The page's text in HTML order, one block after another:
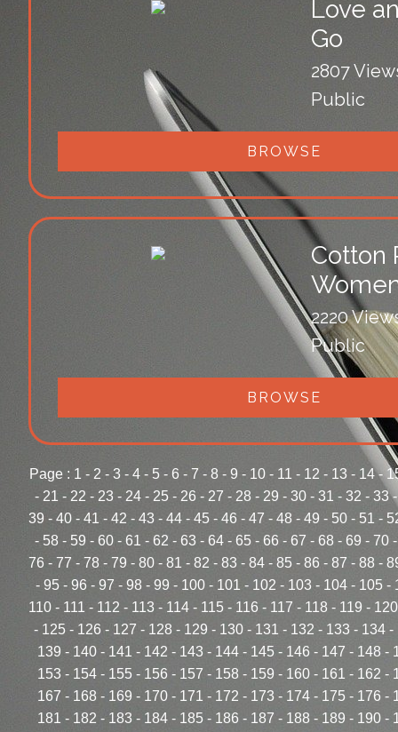
Love
Go
2807
Public
BROWSE
Cotton
2220
Public
BROWSE
Page : 1 - 2 - 3- 4- 5- 6 - 7 - 8- 9 - 10- 11 - 12 - 13- 14-
- 21 - 22 - 23- 24- 25- 26 - 27 - 28- 29 - 30- 31 - 32 - 33
39 - 40 - 41 - 42 - 43 - 44 - 45 - 46 - 47 - 48 - 49 - 50 - 51 -
- 58- 59 - 60- 61 - 62 - 63- 64- 65- 66 - 67 - 68 - 69 - 70
76 - 77 - 78 - 79 - 80 - 81 - 82 - 83 - 84 - 85 - 86 - 87 - 88 -
- 95 - 96 - 97 - 98 - 99 - 100 - 101 - 102 - 103 - 104 - 105 -
110 - 111 - 112 - 113 - 114 - 115 - 116 - 117 - 118 - 119 - 120
- 125- 126 - 127 - 128 - 129 - 130- 131 - 132 - 133- 134-
139 - 140 - 141 - 142 - 143 - 144 - 145 - 146 - 147 - 148 -
153 - 154 - 155 - 156 - 157 - 158 - 159 - 160 - 161 - 162 -
167 - 168 - 169 - 170 - 171 - 172 - 173 - 174 - 175 - 176 -
181 - 182 - 183 - 184 - 185 - 186 - 187 - 188 - 189 - 190 -